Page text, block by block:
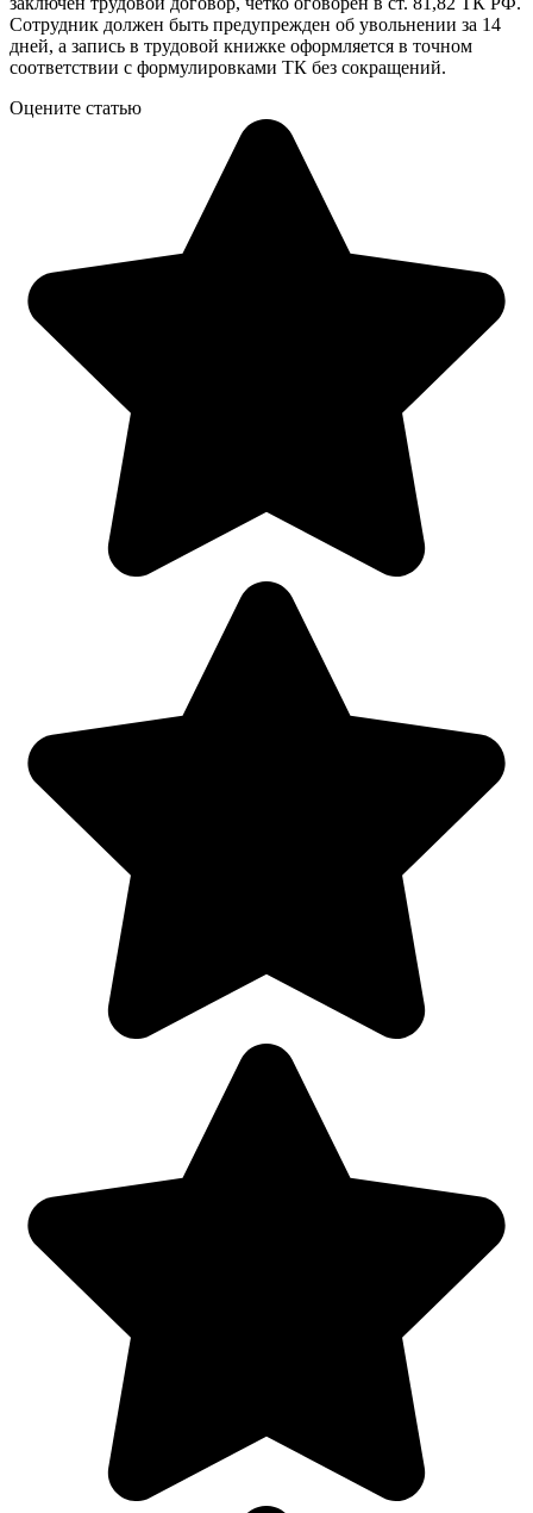
Сотрудник должен быть предупрежден об увольнении за 14
дней, а запись в трудовой книжке оформляется в точном
соответствии с формулировками ТК без сокращений.
Оцените статью